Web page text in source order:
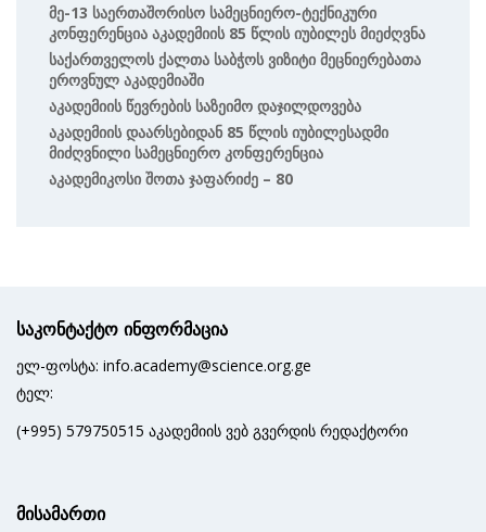
Მე-13 Საერთაშორისო Სამეცნიერო-Ტექნიკური
Კონფერენცია Აკადემიის 85 Წლის Იუბილეს Მიეძღვნა
Საქართველოს Ქალთა Საბჭოს Ვიზიტი Მეცნიერებათა
Ეროვნულ Აკადემიაში
Აკადემიის Წევრების Საზეიმო Დაჯილდოვება
Აკადემიის Დაარსებიდან 85 Წლის Იუბილესადმი
Მიძღვნილი Სამეცნიერო Კონფერენცია
Აკადემიკოსი Შოთა Ჯაფარიძე – 80
საკონტაქტო ინფორმაცია
ელ-ფოსტა: info.academy@science.org.ge
ტელ:
(+995) 579750515 აკადემიის ვებ გვერდის რედაქტორი
მისამართი